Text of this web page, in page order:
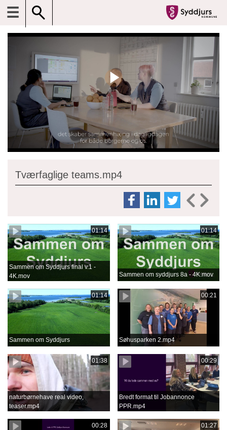
☰
Tværfaglige teams.mp4
01:14
Sammen om Syddjurs final v.1 -
4K.mov
01:14
Sammen om syddjurs 8a - 4K.mov
01:14
Sammen om Syddjurs
00:21
Søhusparken 2.mp4
01:38
naturbørnehave real video,
teaser.mp4
00:29
Bredt format til Jobannonce
PPR.mp4
00:28 01:27